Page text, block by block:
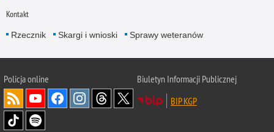
Kontakt
Rzecznik Skargi i wnioski Sprawy weteranów
Policjaonline
Biuletyn Informacji Publicznej
BIP KGP